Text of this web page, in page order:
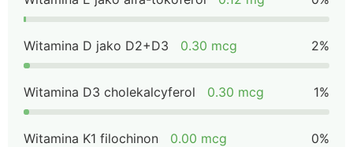
Witamina D jako D2+D3 0.30 mcg 2%
Witamina D3 cholekalcyferol 0.30 mcg 1%
Witamina K1 filochinon 0.00 mcg 0%